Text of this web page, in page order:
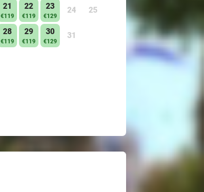
21
€119
22
€119
23
€129
24 25
28
€119
29
€119
30
€129
31